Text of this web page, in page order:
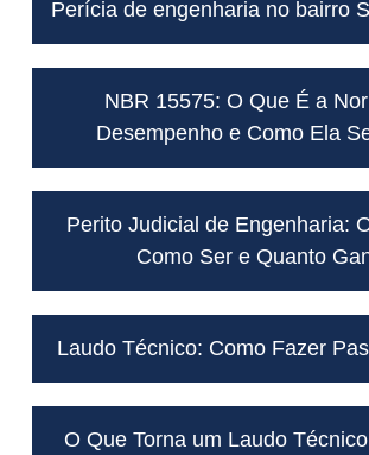
Perícia de engenharia no bairro
NBR 15575: O Que É a
Desempenho e Como Ela
Perito Judicial de Engenharia:
Como Ser e Quanto
Laudo Técnico: Como Fazer
O Que Torna um Laudo